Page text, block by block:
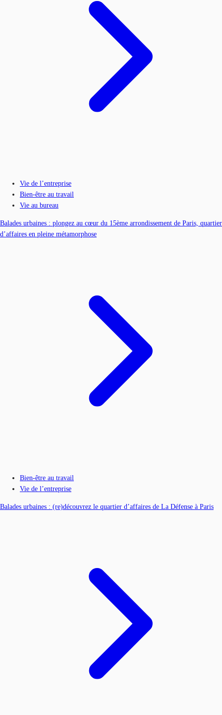
Vie de l’entreprise
Bien-être au travail
Vie au bureau
Balades urbaines : plongez au cœur du 15ème arrondissement de Paris, quartier
d’affaires en pleine métamorphose
Bien-être au travail
Vie de l’entreprise
Balades urbaines : (re)découvrez le quartier d’affaires de La Défense à Paris